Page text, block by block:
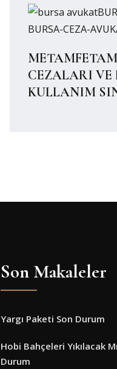
CEZALARI VE
KULLANIM
Son Makaleler
Yargı Paketi Son Durum
Hobi Bahçeleri Yıkılacak
Durum